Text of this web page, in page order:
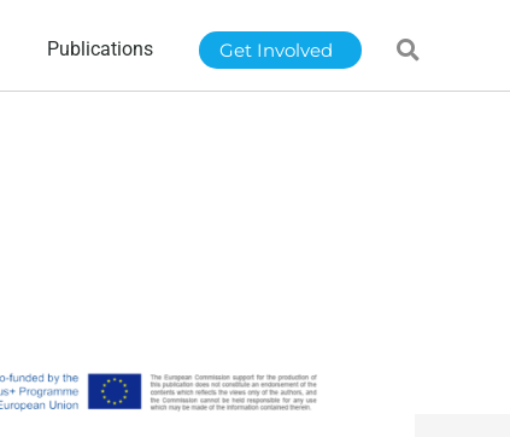
Publications Get Involved